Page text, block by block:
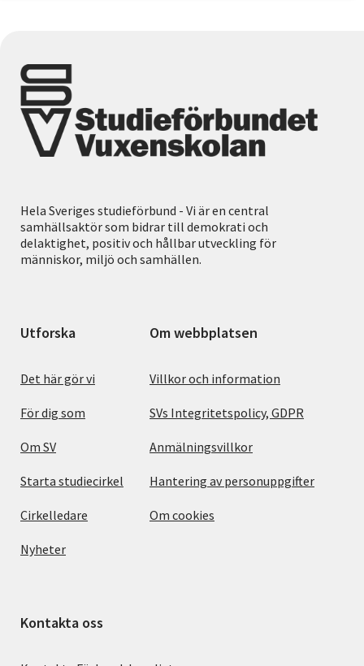
Hela Sveriges studieförbund - Vi är en central
samhällsaktör som bidrar till demokrati och
delaktighet, positiv och hållbar utveckling för
människor, miljö och samhällen.
Utforska
Det här gör vi
För dig som
Om SV
Starta studiecirkel
Cirkelledare
Nyheter
Om webbplatsen
Villkor och information
SVs Integritetspolicy, GDPR
Anmälningsvillkor
Hantering av personuppgifter
Om cookies
Kontakta oss